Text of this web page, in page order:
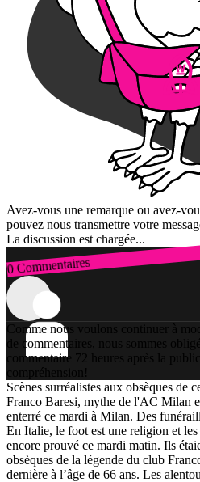
Avez-vous une remarque ou avez-
pouvez nous transmettre votre
La discussion est chargée...
0 Commentaires
Connexion
Comme nous voulons continuer à
de commentaires, nous sommes
commentaire 72 heures après la
compréhension!
Scènes surréalistes aux obsèques de
Franco Baresi, mythe de l'AC Milan
enterré ce mardi à Milan. Des
En Italie, le foot est une religion et
encore prouvé ce mardi matin. Ils
obsèques de la légende du club
dernière à l’âge de 66 ans. Les